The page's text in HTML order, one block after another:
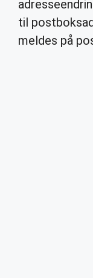
til
meldes på